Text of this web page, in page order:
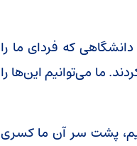
می‌دهیم ۲ میلیارد دلار است. دانشگاهی که فردای ما را
سرمایه گذاری کردند. ما می‌توانیم این‌ها را
پشت سر آن ما کسری